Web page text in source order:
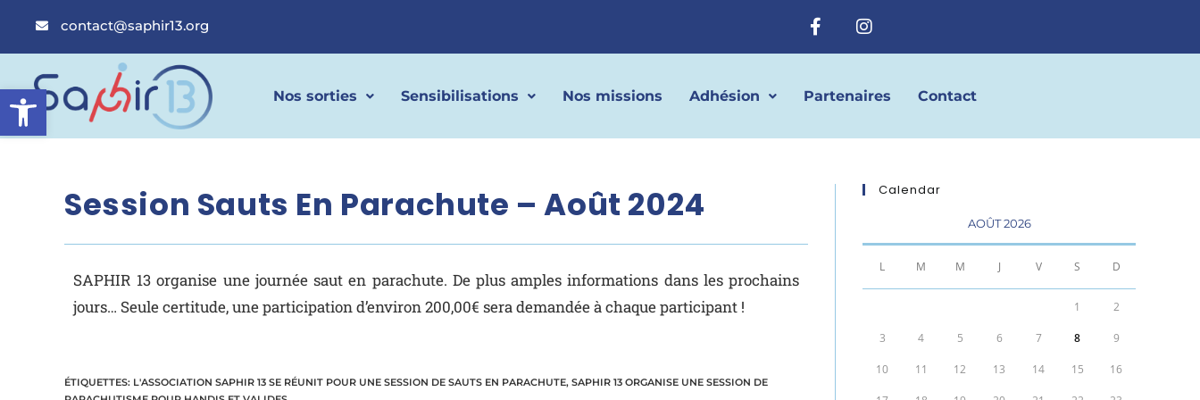
Ouvrir la barre d’outils
contact@saphir13.org
Nos sorties Sensibilisations Nos missions Adhésion Partenaires Contact
Session Sauts En Parachute – Août 2024
SAPHIR 13 organise une journée saut en parachute. De plus amples informations dans les prochains
jours… Seule certitude, une participation d’environ 200,00€ sera demandée à chaque participant !
ÉTIQUETTES: L'ASSOCIATION SAPHIR 13 SE RÉUNIT POUR UNE SESSION DE SAUTS EN PARACHUTE, SAPHIR 13 ORGANISE UNE SESSION DE
Calendar
AOÛT 2026
L M M J V S D
1 2
3 4 5 6 7 8 9
10 11 12 13 14 15 16